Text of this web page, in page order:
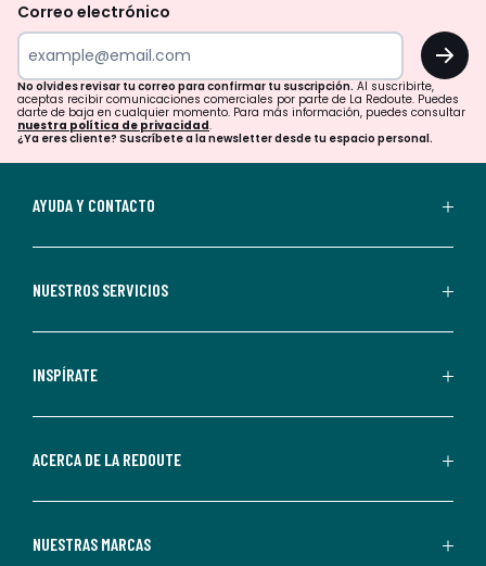
tu
para
confirmar
tu
suscripción.
aceptas
comerciales
personalizadas
parte
Redoute.
Correo electrónico
OK
No olvides revisar tu correo para confirmar tu suscripción. Al suscribirte,
aceptas recibir comunicaciones comerciales por parte de La Redoute. Puedes
darte de baja en cualquier momento. Para más información, puedes consultar
nuestra política de privacidad.
¿Ya eres cliente? Suscríbete a la newsletter desde tu espacio personal.
AYUDA Y CONTACTO
NUESTROS SERVICIOS
INSPÍRATE
ACERCA DE LA REDOUTE
NUESTRAS MARCAS